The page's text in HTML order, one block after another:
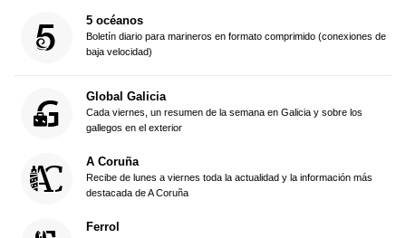
5 océanos
Boletín diario para marineros en formato comprimido (conexiones de
baja velocidad)
Global Galicia
Cada viernes, un resumen de la semana en Galicia y sobre los
gallegos en el exterior
A Coruña
Recibe de lunes a viernes toda la actualidad y la información más
destacada de A Coruña
Ferrol